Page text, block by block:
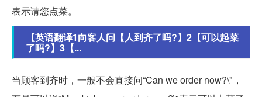
表示请您点菜。
【英语翻译1向客人问【人到齐了吗?】2【可以起菜
了吗?】3【...
当顾客到齐时，一般不会直接问“Can we order now?\"，